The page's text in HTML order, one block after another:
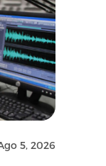
5, 2026